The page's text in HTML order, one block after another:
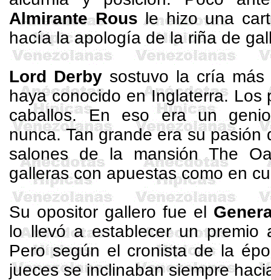
Almirante Rous le hizo una
hacía la apología de la riña de
Lord Derby sostuvo la cría
haya conocido en Inglaterra. Los
caballos. En eso era un
nunca. Tan grande era su pasión
salones de la mansiónThe
galleras con apuestas como en
Su opositor gallero fue el
lo llevó a establecer un premio
Pero según el cronista de la
jueces se inclinaban siempre